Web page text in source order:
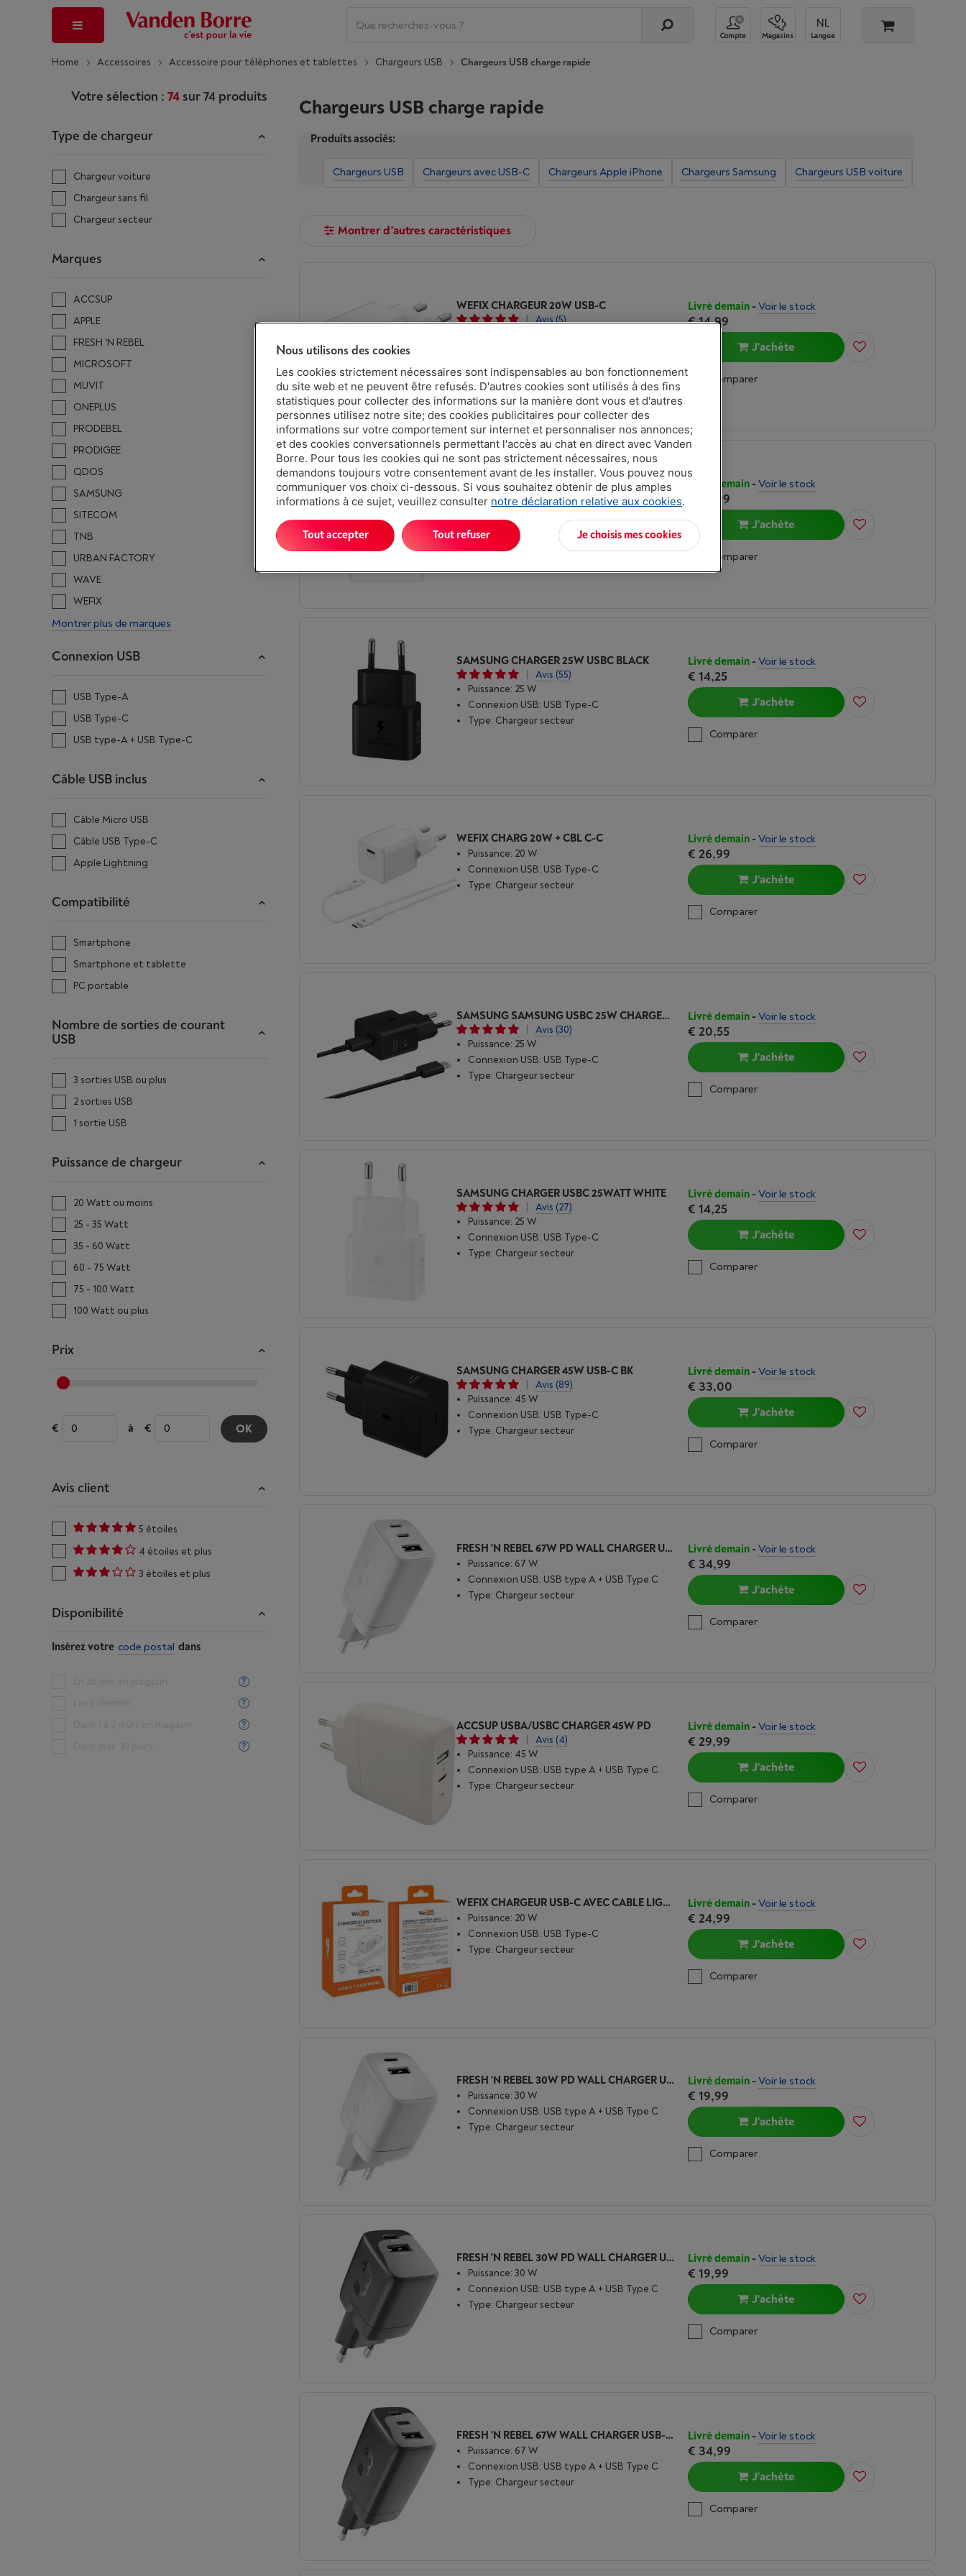
Compte Magasins Langue
Home Accessoires Accessoire pour téléphones et tablettes Chargeurs USB Chargeurs USB charge rapide
Votre sélection : 74sur74produits
Type de chargeur
Chargeur voiture
Chargeur sans fil
Chargeur secteur
Marques
ACCSUP
APPLE
FRESH 'N REBEL
MICROSOFT
MUVIT
ONEPLUS
PRODEBEL
PRODIGEE
QDOS
SAMSUNG
SITECOM
TNB
URBAN FACTORY
WAVE
WEFIX
Montrer plus de marques
Connexion USB
USB Type-A
USB Type-C
USB type-A + USB Type-C
Câble USB inclus
Câble Micro USB
Câble USB Type-C
Apple Lightning
Compatibilité
Smartphone
Smartphone et tablette
PC portable
Nombre de sorties de courant
USB
3 sorties USB ou plus
2 sorties USB
1 sortie USB
Puissance de chargeur
20 Watt ou moins
25 - 35 Watt
35 - 60 Watt
60 - 75 Watt
75 - 100 Watt
100 Watt ou plus
Prix
à OK
Avis client
5 étoiles
4 étoiles et plus
3 étoiles et plus
Disponibilité
Insérez votre code postal dans
Chargeurs USB charge rapide
Produits associés:
Chargeurs USB Chargeurs avec USB-C Chargeurs Apple iPhone Chargeurs Samsung Chargeurs USB voiture
Montrer d'autres caractéristiques
WEFIX CHARGEUR 20W USB-C
| Avis(5)
Type: Chargeur secteur
Livré demain- Voir le stock
€ 14,99
J'achète
Comparer
APPLE ADAPTATEUR SECTEUR USB-C 20W BLANC (MUVV3ZM/A)
| Avis(4)
Connexion USB: USB Type-C
Type: Chargeur secteur
Livré demain- Voir le stock
€ 24,99
J'achète
Comparer
SAMSUNG CHARGER 25W USBC BLACK
Avis (55)
Puissance: 25 W
Connexion USB: USB Type-C
Type: Chargeur secteur
Livré demain- Voir le stock
€ 14,25
J'achète
Comparer
WEFIX CHARG 20W + CBL C-C
Puissance: 20 W
Connexion USB: USB Type-C
Type: Chargeur secteur
Livré demain- Voir le stock
€ 26,99
J'achète
Comparer
SAMSUNG SAMSUNG USBC 25W CHARGER ECO BK +CBL
|
Avis (30)
Puissance: 25 W
Connexion USB: USB Type-C
Type: Chargeur secteur
Livré demain- Voir le stock
€ 20,55
J'achète
Comparer
SAMSUNG CHARGER USBC 25WATT WHITE
|
Avis (27)
Puissance: 25 W
Connexion USB: USB Type-C
Type: Chargeur secteur
Livré demain- Voir le stock
€ 14,25
J'achète
Comparer
SAMSUNG CHARGER 45W USB-C BK
|
Avis (89)
Puissance: 45 W
Connexion USB: USB Type-C
Type: Chargeur secteur
Livré demain- Voir le stock
€ 33,00
J'achète
Comparer
FRESH 'N REBEL 67W PD WALL CHARGER USB-A 2X USB-C - ICE GREY
Puissance: 67 W
Connexion USB: USB type A + USB Type C
Type: Chargeur secteur
Livré demain- Voir le stock
€ 34,99
J'achète
Comparer
ACCSUP USBA/USBC CHARGER 45W PD
|
Avis (4)
Puissance: 45 W
Connexion USB: USB type A + USB Type C
Type: Chargeur secteur
Livré demain- Voir le stock
€ 29,99
J'achète
Comparer
WEFIX CHARGEUR USB-C AVEC CABLE LIGHTNING
Puissance: 20 W
Connexion USB: USB Type-C
Type: Chargeur secteur
Livré demain- Voir le stock
€ 24,99
J'achète
Comparer
FRESH 'N REBEL 30W PD WALL CHARGER USB-A USB-C - ICE GREY
Puissance: 30 W
Connexion USB: USB type A + USB Type C
Type: Chargeur secteur
Livré demain- Voir le stock
€ 19,99
J'achète
Comparer
FRESH 'N REBEL 30W PD WALL CHARGER USB-A USB-C - STORM GREY
Puissance: 30 W
Connexion USB: USB type A + USB Type C
Type: Chargeur secteur
Livré demain- Voir le stock
€ 19,99
J'achète
Comparer
FRESH 'N REBEL 67W WALL CHARGER USB-A 2X USB-C - STORM GREY
Puissance: 67 W
Connexion USB: USB type A + USB Type C
Type: Chargeur secteur
Livré demain- Voir le stock
€ 34,99
J'achète
Comparer
Nous utilisons des cookies
Les cookies strictement nécessaires sont indispensables au bon fonctionnement
du site web et ne peuvent être refusés. D'autres cookies sont utilisés à des fins
statistiques pour collecter des informations sur la manière dont vous et d'autres
personnes utilisez notre site; des cookies publicitaires pour collecter des
informations sur votre comportement sur internet et personnaliser nos annonces;
et des cookies conversationnels permettant l'accès au chat en direct avec Vanden
Borre. Pour tous les cookies qui ne sont pas strictement nécessaires, nous
demandons toujours votre consentement avant de les installer. Vous pouvez nous
communiquer vos choix ci-dessous. Si vous souhaitez obtenir de plus amples
informations à ce sujet, veuillez consulter notre déclaration relative aux cookies.
Je choisis mes cookies
Tout refuser
Tout accepter